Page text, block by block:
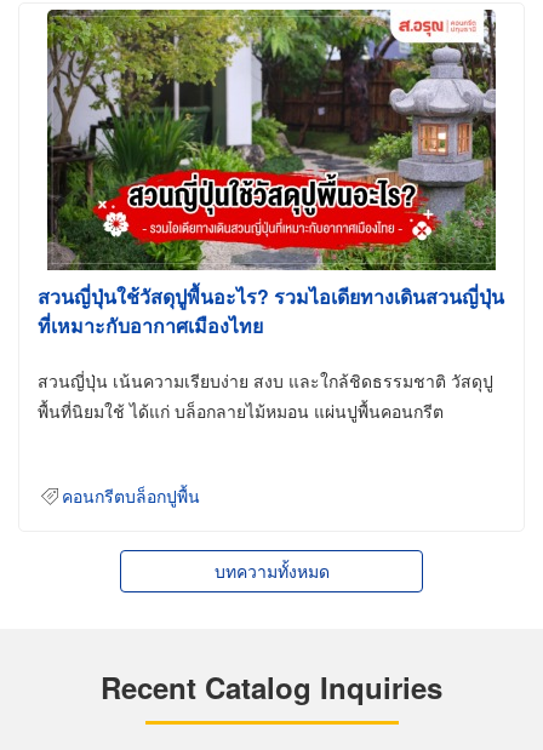
สวนญี่ปุ่นใช้วัสดุปูพื้นอะไร? รวมไอเดียทางเดินสวนญี่ปุ่น
ที่เหมาะกับอากาศเมืองไทย
สวนญี่ปุ่น เน้นความเรียบง่าย สงบ และใกล้ชิดธรรมชาติ วัสดุปู
พื้นที่นิยมใช้ ได้แก่ บล็อกลายไม้หมอน แผ่นปูพื้นคอนกรีต
คอนกรีตบล็อกปูพื้น
บทความทั้งหมด
Recent Catalog Inquiries